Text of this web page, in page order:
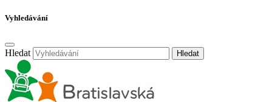
Vyhledávání
Hledat Hledat